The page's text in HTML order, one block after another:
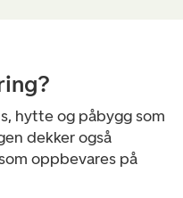
hytte og påbygg som
dekker også
oppbevares på